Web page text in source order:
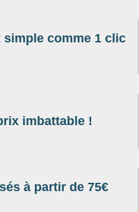
simple comme 1 clic
imbattable !
à partir de 75€